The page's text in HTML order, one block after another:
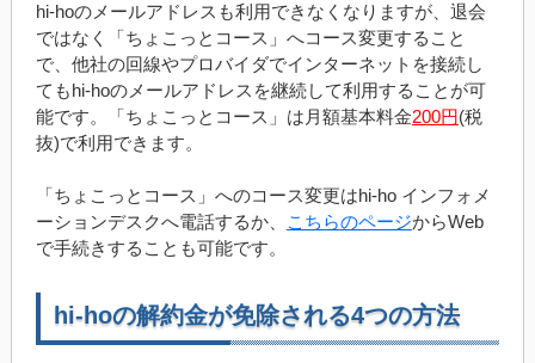
hi-hoのメールアドレスも利用できなくなりますが、退会
ではなく「ちょこっとコース」へコース変更すること
で、他社の回線やプロバイダでインターネットを接続し
てもhi-hoのメールアドレスを継続して利用することが可
能です。「ちょこっとコース」は月額基本料金200円(税
抜)で利用できます。
「ちょこっとコース」へのコース変更はhi-ho インフォメ
ーションデスクへ電話するか、
こちらのページからWeb
で手続きすることも可能です。
hi-hoの解約金が免除される4つの方法